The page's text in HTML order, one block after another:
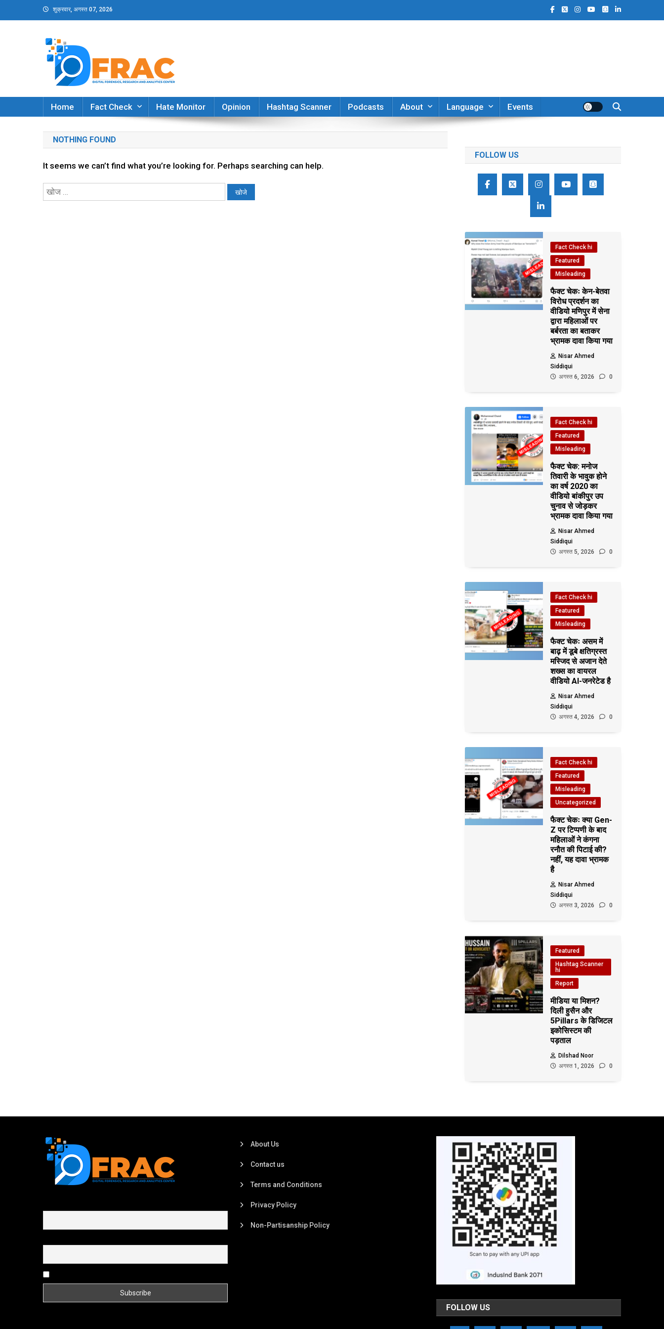
to
शुक्रवार, अगस्त 07, 2026
DFRAC_ORG
Digital Forensics, Research and Analytics Center
Home
Fact Check Hate Monitor Opinion Hashtag Scanner Podcasts About Language Events
NOTHING FOUND
It seems we can’t find what you’re looking for. Perhaps searching can help.
निम्न
FOLLOW US
Fact Check hi
Featured
Misleading
फैक्ट चेकः केन-बेतवा
विरोध प्रदर्शन का
वीडियो मणिपुर में सेना
द्वारा महिलाओं पर
बर्बरता का बताकर
भ्रामक दावा किया गया
Nisar Ahmed
Siddiqui
अगस्त 6, 2026
0
Fact Check hi
Featured
Misleading
फैक्ट चेक: मनोज
तिवारी के भावुक होने
का वर्ष 2020 का
वीडियो बांकीपुर उप
चुनाव से जोड़कर
भ्रामक दावा किया गया
Nisar Ahmed
Siddiqui
अगस्त 5, 2026
0
Fact Check hi
Featured
Misleading
फैक्ट चेकः असम में
बाढ़ में डूबे क्षतिग्रस्त
मस्जिद से अजान देते
शख्स का वायरल
वीडियो AI-जनरेटेड है
Nisar Ahmed
Siddiqui
अगस्त 4, 2026
0
Fact Check hi
Featured
Misleading
Uncategorized
फैक्ट चेकः क्या Gen-
Z पर टिप्पणी के बाद
महिलाओं ने कंगना
रनौत की पिटाई की?
नहीं, यह दावा भ्रामक
है
Nisar Ahmed
Siddiqui
अगस्त 3, 2026
0
Featured
Hashtag Scanner
hi
Report
मीडिया या मिशन?
दिली हुसैन और
5Pillars के डिजिटल
इकोसिस्टम की
पड़ताल
Dilshad Noor
अगस्त 1, 2026
0
About Us
Contact us
Terms and Conditions
Privacy Policy
Non-Partisanship Policy
FOLLOW US